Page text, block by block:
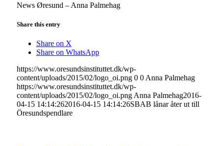
News Øresund – Anna Palmehag
Share this entry
Share on X
Share on WhatsApp
https://www.oresundsinstituttet.dk/wp-
content/uploads/2015/02/logo_oi.png 0 0 Anna Palmehag
https://www.oresundsinstituttet.dk/wp-
content/uploads/2015/02/logo_oi.png Anna Palmehag2016-
04-15 14:14:262016-04-15 14:14:26SBAB lånar åter ut till
Öresundspendlare